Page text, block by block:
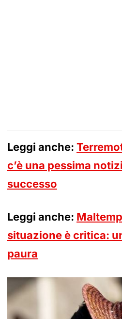
Leggi anche:
c’è una pessima
successo
Leggi anche:
situazione è critica:
paura